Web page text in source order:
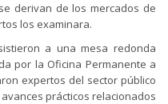
derivan de los mercados de
los examinara.
a una mesa redonda
por la Oficina Permanente a
expertos del sector público
prácticos relacionados